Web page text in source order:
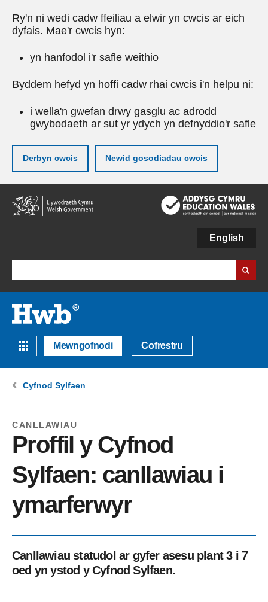
Ry'n ni wedi cadw ffeiliau a elwir yn cwcis ar eich
dyfais. Mae'r cwcis hyn:
yn hanfodol i'r safle weithio
Byddem hefyd yn hoffi cadw rhai cwcis i'n helpu ni:
i wella'n gwefan drwy gasglu ac adrodd
gwybodaeth ar sut yr ydych yn defnyddio'r safle
Derbyn cwcis Newid gosodiadau cwcis
Neidio
i'r
prif
English
Mewngofnodi Cofrestru
Cyfnod Sylfaen
CANLLAWIAU
Proffil y Cyfnod
Sylfaen: canllawiau i
ymarferwyr
Canllawiau statudol ar gyfer asesu plant 3 i 7
oed yn ystod y Cyfnod Sylfaen.